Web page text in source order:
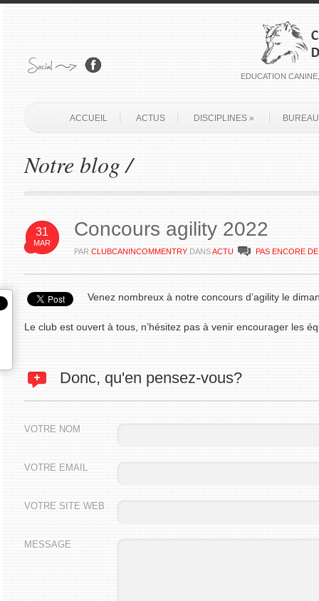
EDUCATION
ACCUEIL ACTUS DISCIPLINES» BUREAU
Notre blog /
31
MAR
Concours agility 2022
PAR CLUBCANINCOMMENTRY DANSACTU PAS ENCORE
Venez nombreux à notre concours d’agility le
Le club est ouvert à tous, n’hésitez pas à venir encourager les
Donc, qu'en pensez-vous?
VOTRE NOM
VOTRE EMAIL
VOTRE SITE WEB
MESSAGE